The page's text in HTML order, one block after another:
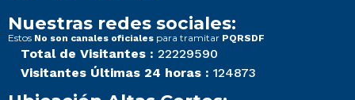
Nuestras redes sociales:
Estos No son canales oficiales para tramitar PQRSDF
Total de Visitantes : 22229590
Visitantes Últimas 24 horas : 124873